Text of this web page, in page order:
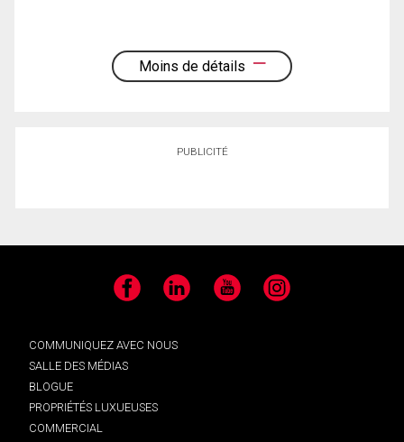
Moins de détails
PUBLICITÉ
Facebook LinkedIn YouTube Instagram
COMMUNIQUEZ AVEC NOUS
SALLE DES MÉDIAS
BLOGUE
PROPRIÉTÉS LUXUEUSES
COMMERCIAL